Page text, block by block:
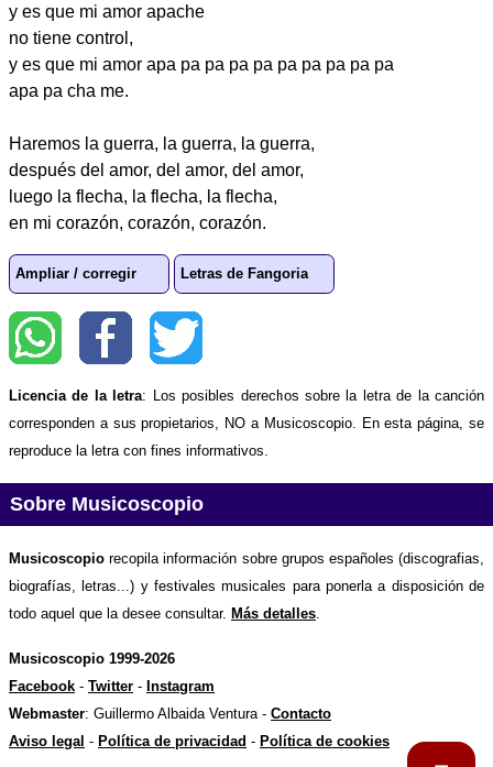
y es que mi amor apache
no tiene control,
y es que mi amor apa pa pa pa pa pa pa pa pa pa
apa pa cha me.
Haremos la guerra, la guerra, la guerra,
después del amor, del amor, del amor,
luego la flecha, la flecha, la flecha,
en mi corazón, corazón, corazón.
Ampliar / corregir Letras de Fangoria
Licencia de la letra: Los posibles derechos sobre la letra de la canción
corresponden a sus propietarios, NO a Musicoscopio. En esta página, se
reproduce la letra con fines informativos.
Sobre Musicoscopio
Musicoscopio recopila información sobre grupos españoles (discografias,
biografías, letras...) y festivales musicales para ponerla a disposición de
todo aquel que la desee consultar. Más detalles
Musicoscopio 1999-2026
Facebook - Twitter - Instagram
Webmaster: Guillermo Albaida Ventura - Contacto
Aviso legal - Política de privacidad - Política de cookies